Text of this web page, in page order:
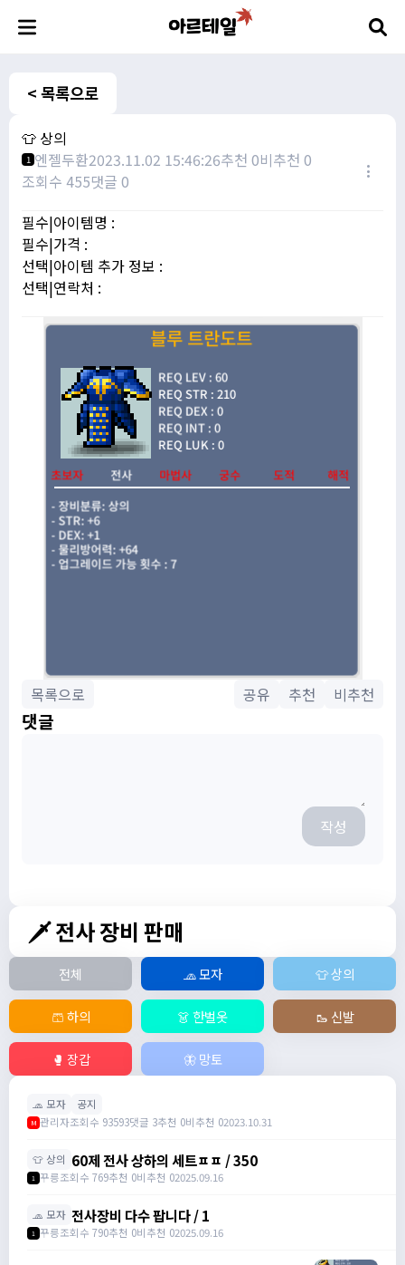
< 목록으로
👕 상의
1 엔젤두환2023.11.02 15:46:26추천 0비추천 0
조회수 455댓글 0
필수|아이템명 :
필수|가격 :
선택|아이템 추가 정보 :
선택|연락처 :
목록으로 공유 추천 비추천
댓글
작성
🗡️ 전사 장비 판매
전체 🧢 모자 👕 상의
🩳 하의 👗 한벌옷 🥾 신발
🥊 장갑 🦋 망토
🧢 모자 공지
M 관리자조회수 93593댓글 3추천 0비추천 02023.10.31
👕 상의 60제 전사 상하의 세트ㅍㅍ / 350
1 꾸릉조회수 769추천 0비추천 02025.09.16
🧢 모자 전사장비 다수 팝니다 / 1
1 꾸릉조회수 790추천 0비추천 02025.09.16